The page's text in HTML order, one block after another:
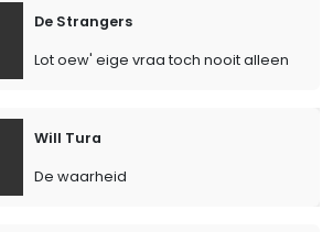
De Strangers
Lot oew' eige vraa toch nooit alleen
Will Tura
De waarheid